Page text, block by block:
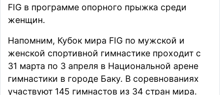
FIG в программе опорного прыжка среди
женщин.
Напомним, Кубок мира FIG по мужской и
женской спортивной гимнастике проходит с
31 марта по 3 апреля в Национальной арене
гимнастики в городе Баку. В соревнованиях
участвуют 145 гимнастов из 34 стран мира.